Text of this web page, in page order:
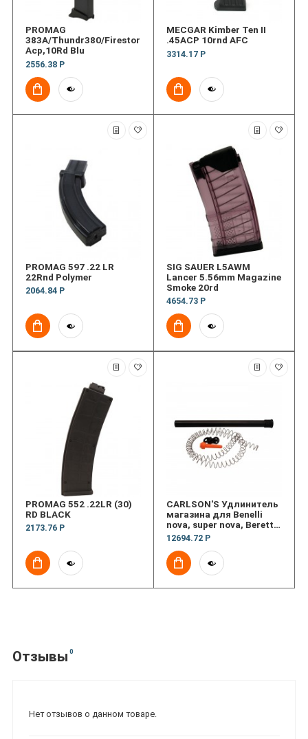
PROMAG
383A/Thundr380/Firestorm.380
Acp,10Rd Blu
2556.38 Р
MECGAR Kimber Ten II
.45ACP 10rnd AFC
3314.17 Р
PROMAG 597 .22 LR
22Rnd Polymer
2064.84 Р
SIG SAUER L5AWM
Lancer 5.56mm Magazine
Smoke 20rd
4654.73 Р
PROMAG 552 .22LR (30)
RD BLACK
2173.76 Р
CARLSON'S Удлинитель
магазина для Benelli
nova, super nova, Beretta
extrema и CZ912
12694.72 Р
Отзывы 0
Нет отзывов о данном товаре.